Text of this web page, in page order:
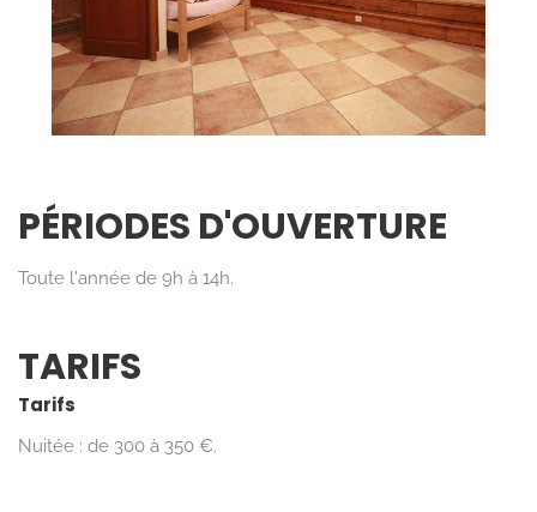
PÉRIODES D'OUVERTURE
Toute l'année de 9h à 14h.
TARIFS
Tarifs
Nuitée : de 300 à 350 €.